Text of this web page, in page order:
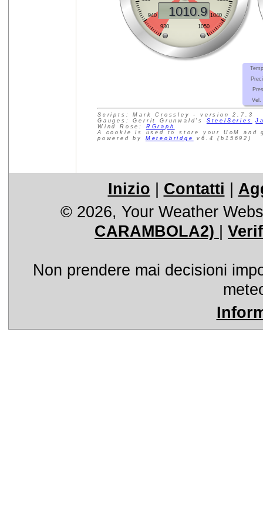
Inizio Contatti
© 2026, Your Weather
CARAMBOLA2)
Non prendere mai decisioni